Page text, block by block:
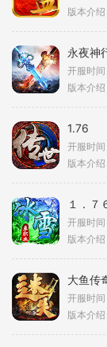
版本介绍
永夜神
开服时间
版本介绍
1.76
开服时间
版本介绍
１．７
开服时间
版本介绍
大鱼传
开服时间
版本介绍